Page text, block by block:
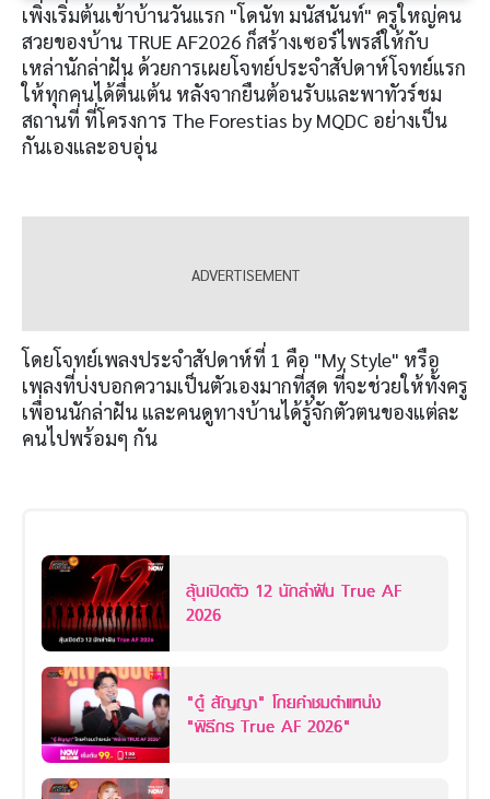
เพิ่งเริ่มต้นเข้าบ้านวันแรก "โดนัท มนัสนันท์" ครูใหญ่คน
สวยของบ้าน TRUE AF2026 ก็สร้างเซอร์ไพรส์ให้กับ
เหล่านักล่าฝัน ด้วยการเผยโจทย์ประจำสัปดาห์โจทย์แรก
ให้ทุกคนได้ตื่นเต้น หลังจากยืนต้อนรับและพาทัวร์ชม
สถานที่ ที่โครงการ The Forestias by MQDC อย่างเป็น
กันเองและอบอุ่น
โดยโจทย์เพลงประจำสัปดาห์ที่ 1 คือ "My Style" หรือ
เพลงที่บ่งบอกความเป็นตัวเองมากที่สุด ที่จะช่วยให้ทั้งครู
เพื่อนนักล่าฝัน และคนดูทางบ้านได้รู้จักตัวตนของแต่ละ
คนไปพร้อมๆ กัน
ลุ้นเปิดตัว 12 นักล่าฝัน True AF
2026
"ดู๋ สัญญา" โกยคำชมตำแหน่ง
"พิธีกร True AF 2026"